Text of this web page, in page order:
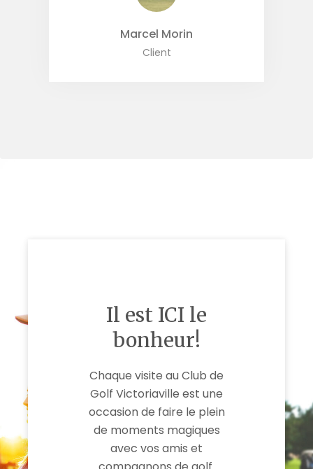
Marcel Morin
Client
Il est ICI le
bonheur!
Chaque visite au Club de
Golf Victoriaville est une
occasion de faire le plein
de moments magiques
avec vos amis et